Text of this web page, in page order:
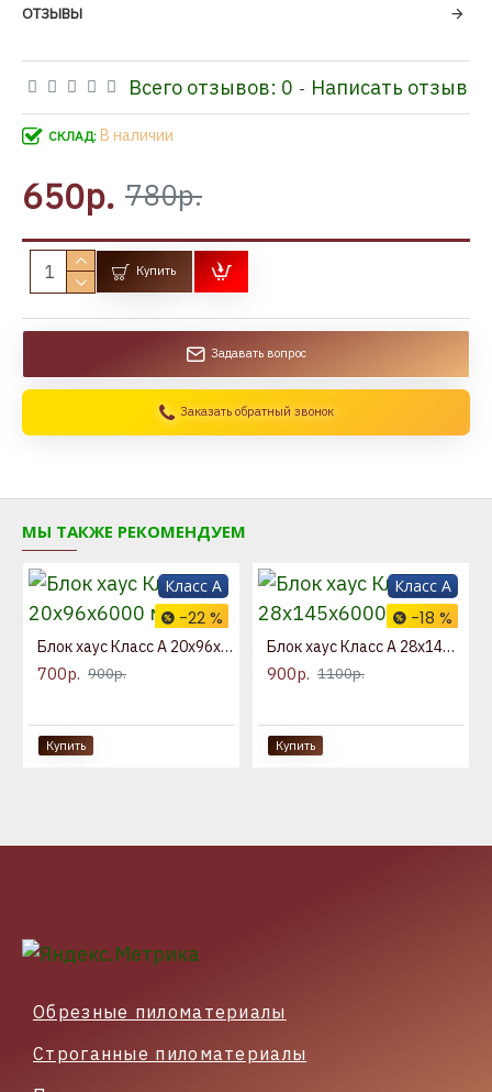
ОТЗЫВЫ
СКЛАД: В наличии
Всего отзывов: 0 - Написать отзыв
650р. 780р.
Купить
Задавать вопрос
Заказать обратный звонок
МЫ ТАКЖЕ РЕКОМЕНДУЕМ
Класс A
-22 %
Блок хаус Класс А 20x96x6000 мм
700р. 900р.
Купить
Класс A
-18 %
Блок хаус Класс А 28x145x6000 мм
900р. 1100р.
Купить
Обрезные пиломатериалы
Строганные пиломатериалы